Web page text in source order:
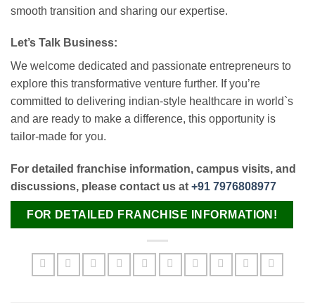
smooth transition and sharing our expertise.
Let’s Talk Business:
We welcome dedicated and passionate entrepreneurs to
explore this transformative venture further. If you’re
committed to delivering indian-style healthcare in world`s
and are ready to make a difference, this opportunity is
tailor-made for you.
For detailed franchise information, campus visits, and
discussions, please contact us at +91 7976808977
FOR DETAILED FRANCHISE INFORMATION!